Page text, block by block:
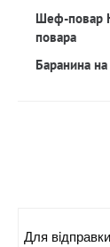
Шеф-повар
повара
Баранина
Для